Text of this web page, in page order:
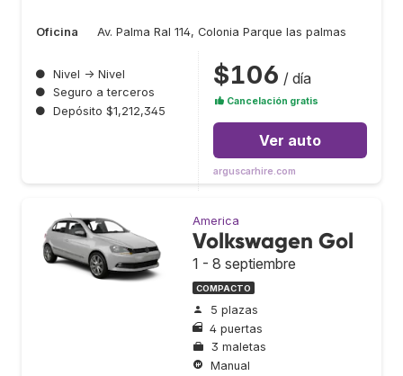
Oficina Av. Palma Ral 114, Colonia Parque las palmas
● Nivel → Nivel
● Seguro a terceros
● Depósito $1,212,345
$106 / día
Cancelación gratis
Ver auto
arguscarhire.com
America
Volkswagen Gol
1 - 8 septiembre
COMPACTO
5 plazas
4 puertas
3 maletas
Manual